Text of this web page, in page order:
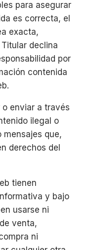
para asegurar
es correcta, el
exacta,
declina
por
contenida
enviar a través
ilegal o
que,
derechos del
tienen
y bajo
usarse ni
venta,
ni